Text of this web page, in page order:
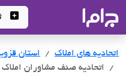
- سامانه
اتحادیه های املاک اتحادیه
استان
اتحادیه صنف مشاوران